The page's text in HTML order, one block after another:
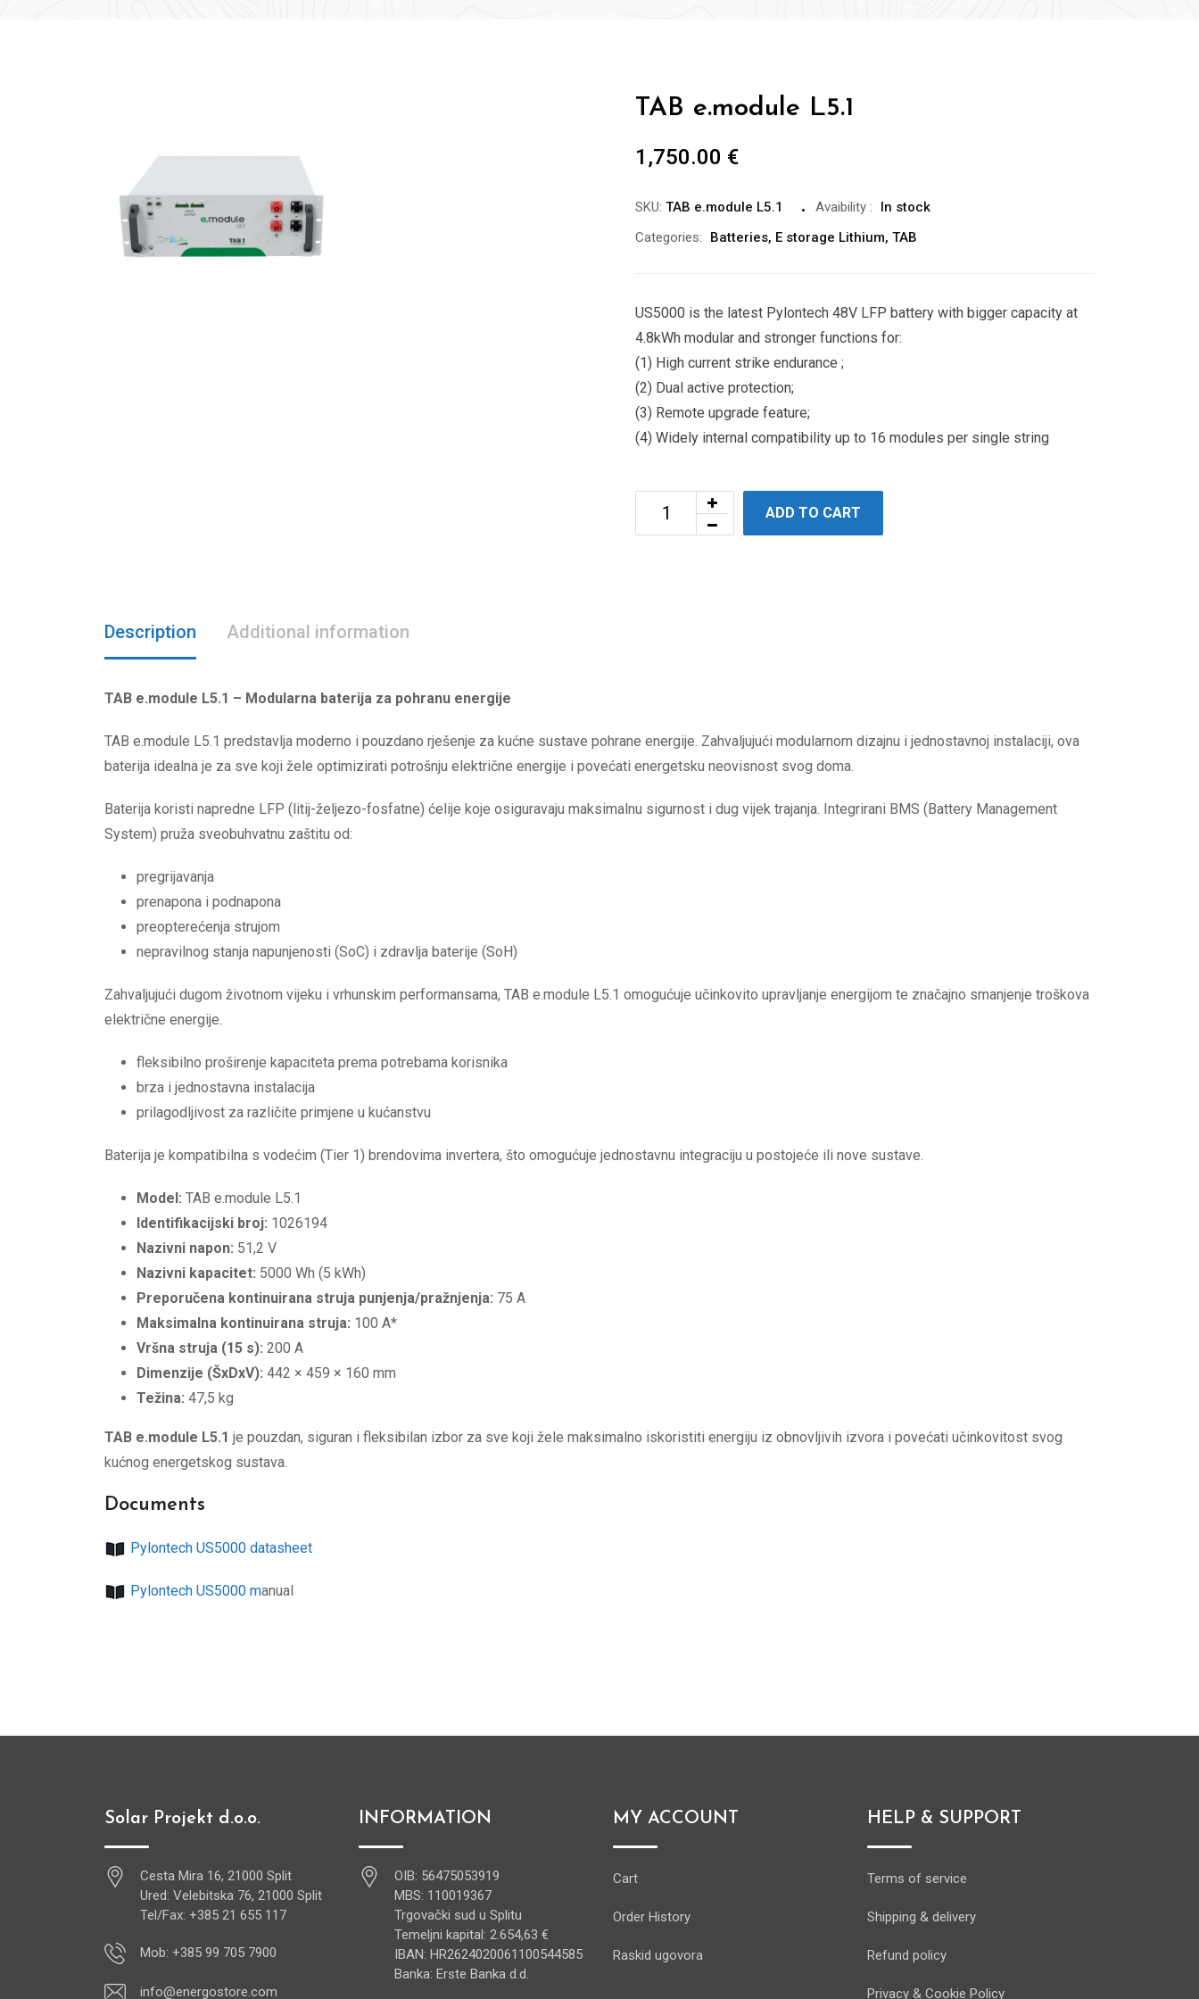
TAB e.module L5.1
1,750.00 €
SKU: TAB e.module L5.1 Avaibility :
In stock
Categories:
Batteries, E storage Lithium, TAB
US5000 is the latest Pylontech 48V LFP battery with bigger capacity at
4.8kWh modular and stronger functions for:
(1) High current strike endurance ;
(2) Dual active protection;
(3) Remote upgrade feature;
(4) Widely internal compatibility up to 16 modules per single string
ADD TO CART
Description Additional information
TAB e.module L5.1 – Modularna baterija za pohranu energije
TAB e.module L5.1 predstavlja moderno i pouzdano rješenje za kućne sustave pohrane energije. Zahvaljujući modularnom dizajnu i jednostavnoj instalaciji, ova
baterija idealna je za sve koji žele optimizirati potrošnju električne energije i povećati energetsku neovisnost svog doma.
Baterija koristi napredne LFP (litij-željezo-fosfatne) ćelije koje osiguravaju maksimalnu sigurnost i dug vijek trajanja. Integrirani BMS (Battery Management
System) pruža sveobuhvatnu zaštitu od:
pregrijavanja
prenapona i podnapona
preopterećenja strujom
nepravilnog stanja napunjenosti (SoC) i zdravlja baterije (SoH)
Zahvaljujući dugom životnom vijeku i vrhunskim performansama, TAB e.module L5.1 omogućuje učinkovito upravljanje energijom te značajno smanjenje troškova
električne energije.
fleksibilno proširenje kapaciteta prema potrebama korisnika
brza i jednostavna instalacija
prilagodljivost za različite primjene u kućanstvu
Baterija je kompatibilna s vodećim (Tier 1) brendovima invertera, što omogućuje jednostavnu integraciju u postojeće ili nove sustave.
Model: TAB e.module L5.1
Identifikacijski broj: 1026194
Nazivni napon: 51,2 V
Nazivni kapacitet: 5000 Wh (5 kWh)
Preporučena kontinuirana struja punjenja/pražnjenja: 75 A
Maksimalna kontinuirana struja: 100 A*
Vršna struja (15 s): 200 A
Dimenzije (ŠxDxV): 442 × 459 × 160 mm
Težina: 47,5 kg
TAB e.module L5.1 je pouzdan, siguran i fleksibilan izbor za sve koji žele maksimalno iskoristiti energiju iz obnovljivih izvora i povećati učinkovitost svog
kućnog energetskog sustava.
Documents
Pylontech US5000 datasheet
Pylontech US5000 manual
Solar Projekt d.o.o.
Cesta Mira 16, 21000 Split
Ured: Velebitska 76, 21000 Split
Tel/Fax: +385 21 655 117
Mob: +385 99 705 7900
info@energostore.com
INFORMATION
OIB: 56475053919
MBS: 110019367
Trgovački sud u Splitu
Temeljni kapital: 2.654,63 €
IBAN: HR2624020061100544585
Banka: Erste Banka d.d.
MY ACCOUNT
Cart
Order History
Raskid ugovora
HELP & SUPPORT
Terms of service
Shipping & delivery
Refund policy
Privacy & Cookie Policy